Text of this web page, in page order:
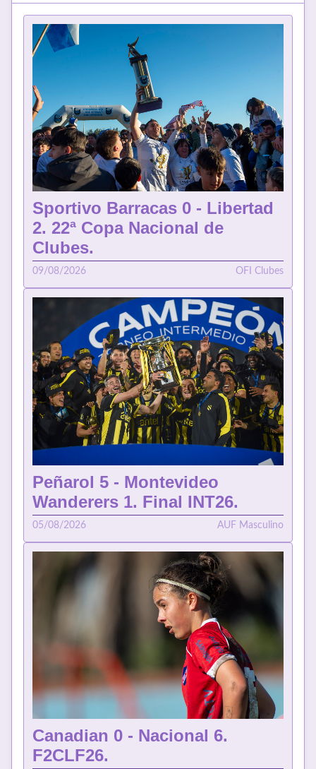
Sportivo Barracas 0 - Libertad
2. 22ª Copa Nacional de
Clubes.
09/08/2026 OFI Clubes
Peñarol 5 - Montevideo
Wanderers 1. Final INT26.
05/08/2026 AUF Masculino
Canadian 0 - Nacional 6.
F2CLF26.